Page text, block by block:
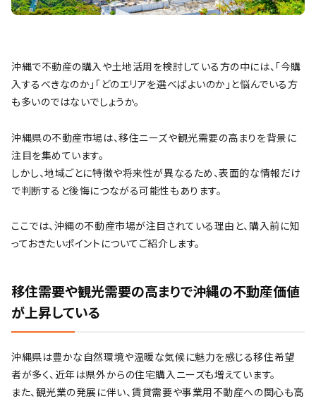
沖縄で不動産の購入や土地活用を検討している方の中には、「今購
入するべきなのか」「どのエリアを選べばよいのか」と悩んでいる方
も多いのではないでしょうか。
沖縄県の不動産市場は、移住ニーズや観光需要の高まりを背景に
注目を集めています。
しかし、地域ごとに特徴や将来性が異なるため、表面的な情報だけ
で判断すると後悔につながる可能性もあります。
ここでは、沖縄の不動産市場が注目されている理由と、購入前に知
っておきたいポイントについてご紹介します。
移住需要や観光需要の高まりで沖縄の不動産価値
が上昇している
沖縄県は豊かな自然環境や温暖な気候に魅力を感じる移住希望
者が多く、近年は県外からの住宅購入ニーズも増えています。
また、観光業の発展に伴い、賃貸需要や事業用不動産への関心も高